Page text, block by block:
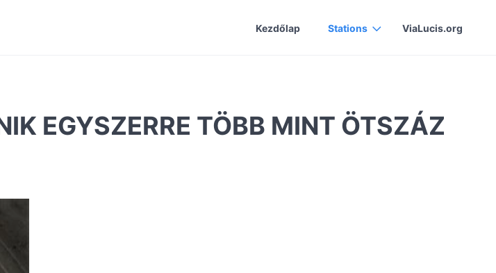
Kezdőlap Stations ViaLucis.org
EGYSZERRE TÖBB MINT ÖTSZÁZ